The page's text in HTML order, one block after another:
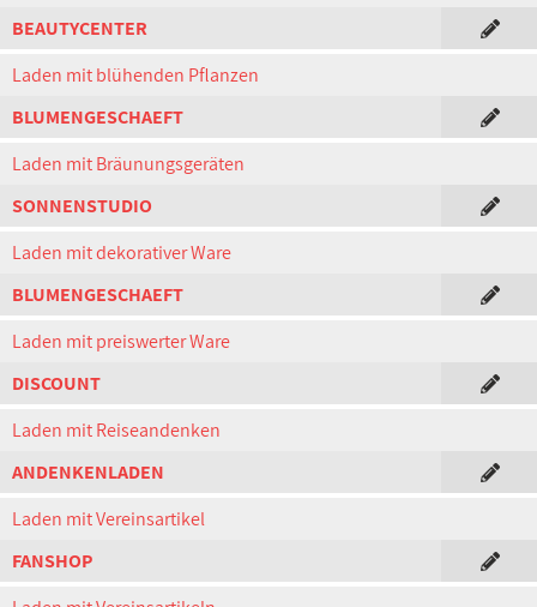
BEAUTYCENTER
Laden mit blühenden Pflanzen
BLUMENGESCHAEFT
Laden mit Bräunungsgeräten
SONNENSTUDIO
Laden mit dekorativer Ware
BLUMENGESCHAEFT
Laden mit preiswerter Ware
DISCOUNT
Laden mit Reiseandenken
ANDENKENLADEN
Laden mit Vereinsartikel
FANSHOP